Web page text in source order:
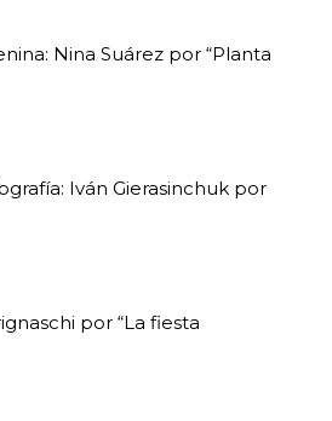
Nina Suárez por “Planta
Iván Gierasinchuk por
por “La fiesta